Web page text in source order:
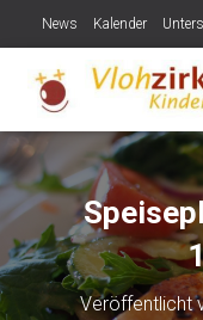
News Kalender
Veröffentlicht